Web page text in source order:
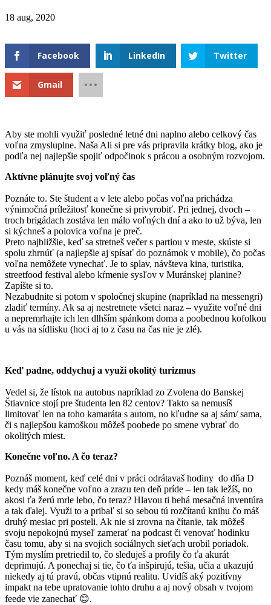
18 aug, 2020
Facebook LinkedIn Twitter
Gmail
Aby ste mohli využiť posledné letné dni naplno alebo celkový čas
voľna zmysluplne. Naša Ali si pre vás pripravila krátky blog, ako je
podľa nej najlepšie spojiť odpočinok s prácou a osobným rozvojom.
Aktívne plánujte svoj voľný čas
Poznáte to. Ste študent a v lete alebo počas voľna prichádza
výnimočná príležitosť konečne si privyrobiť. Pri jednej, dvoch –
troch brigádach zostáva len málo voľných dní a ako to už býva, len
si kýchneš a polovica voľna je preč.
Preto najbližšie, keď sa stretneš večer s partiou v meste, skúste si
spolu zhrnúť (a najlepšie aj spísať do poznámok v mobile), čo počas
voľna nemôžete vynechať. Je to splav, návšteva kina, turistika,
streetfood festival alebo kŕmenie sysľov v Muránskej planine?
Zapíšte si to.
Nezabudnite si potom v spoločnej skupine (napríklad na messengri)
zladiť termíny. Ak sa aj nestretnete všetci naraz – využite voľné dni
a nepremrhajte ich len dlhším spánkom doma a poobednou kofolkou
u vás na sídlisku (hoci aj to z času na čas nie je zlé).
Keď padne, oddychuj a využi okolitý turizmus
Vedel si, že lístok na autobus napríklad zo Zvolena do Banskej
Štiavnice stojí pre študenta len 82 centov? Takto sa nemusíš
limitovať len na toho kamaráta s autom, no kľudne sa aj sám/ sama,
či s najlepšou kamoškou môžeš poobede po smene vybrať do
okolitých miest.
Konečne voľno. A čo teraz?
Poznáš moment, keď celé dni v práci odrátavaš hodiny do dňa D
kedy máš konečne voľno a zrazu ten deň príde – len tak ležíš, no
akosi ťa žerú mrle lebo, čo teraz? Hlavou ti behá mesačná inventúra
a tak ďalej. Využi to a pribaľ si so sebou tú rozčítanú knihu čo máš
druhý mesiac pri posteli. Ak nie si zrovna na čítanie, tak môžeš
svoju nepokojnú myseľ zamerať na podcast či venovať hodinku
času tomu, aby si na svojich sociálnych sieťach urobil poriadok.
Tým myslím pretriedil to, čo sleduješ a profily čo ťa akurát
deprimujú. A ponechaj si tie, čo ťa inšpirujú, tešia, učia a ukazujú
niekedy aj tú pravú, občas vtipnú realitu. Uvidíš aký pozitívny
impakt na tebe upratovanie tohto druhu a aj nový obsah v tvojom
feede vie zanechať 😊.